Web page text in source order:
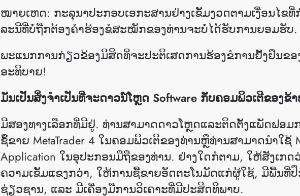
ໝາຍເຫດ: ກະລຸນາປະກອບເອກະສານຢ່າງເຂັ້ມງວດຕາມເງື່ອນໄຂທີ່
ລະ​ນີ​ທີ່​ບໍ່​ຖືກ​ຕ້ອງ​ຄໍາ​ຮ້ອງ​ຂໍສະ​ໝັກ​ຂອງ​ທ່ານ​ຈະ​ບໍ່​ໄດ້​ຮັບ​ການ​ຍອມ​ຮັບ​.
ພະແນກການກ່ຽວຂ້ອງມີສິດທີ່ຈະປະຕິເສດການຮ້ອງຂໍການຢັ້ງຢືນຂ
ອະທິບາຍ!
ມັນເປັນສິ່ງຈໍາເປັນທີ່ຈະດາວນ໌ໂຫຼດ Software ກັບຄອມພິວເຕີຂອງຂ້າ
ມີສອງທາງເລືອກທີ່ມີຢູ່. ທ່ານ​ສາ​ມາດ​ດາວ​​ໂຫຼດ​ແລະ​ຕິດ​ຕັ້ງ​ແພັດຟອມ
ຊື້ຂາຍ MetaTrader 4 ໃນ​ຄອມ​ພິວ​ເຕີ​ຂອງ​ທ່ານ​ຫຼື​ທ່ານ​ສາ​ມາດ​ນໍາ​ໃຊ້
Application ໃນ​ອຸ​ປະ​ກອນ​ມື​ຖື​ຂອງ​ທ່ານ​. ຢ່າງໃດກໍຕາມ, ໃຫ້ສັງເກດ
ຄວາມເຂັ້ມແຂງກວ່າ, ໃຫ້ການຊື້ຂາຍອັດຕະໂນມັດແກ່ຜູ້ໃຊ້, ມີພື້ນທີ່
ຊ່ຽວຊານ, ແລະ ມີເຄື່ອງມືການວິເຄາະທີ່ມີປະສິດທິພາບ.